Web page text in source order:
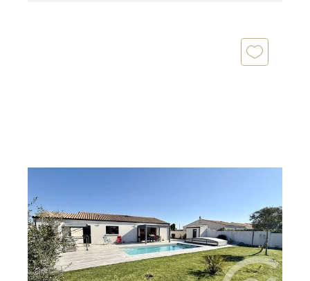
Ref : 318
Maison à vendre
535 500 €